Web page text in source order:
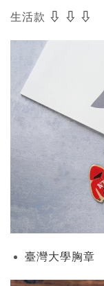
生活款 ⇩ ⇩ ⇩
臺灣大學胸章